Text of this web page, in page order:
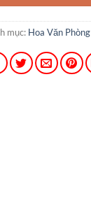
mục: Hoa Văn Phòng